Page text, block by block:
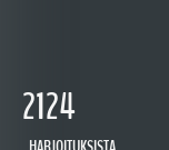
2124